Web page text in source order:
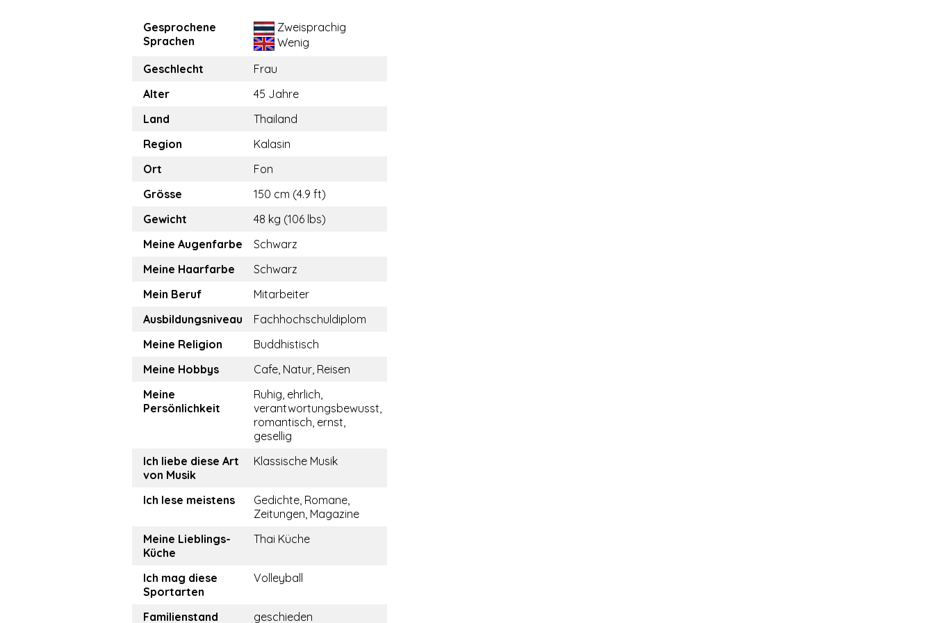
Gesprochene
Sprachen
Zweisprachig
Wenig
Geschlecht
Frau
Alter
45 Jahre
Land
Thailand
Region
Kalasin
Ort
Fon
Grösse
150 cm (4.9 ft)
Gewicht
48 kg (106 lbs)
Meine Augenfarbe
Schwarz
Meine Haarfarbe
Schwarz
Mein Beruf
Mitarbeiter
Ausbildungsniveau
Fachhochschuldiplom
Meine Religion
Buddhistisch
Meine Hobbys
Cafe, Natur, Reisen
Meine
Persönlichkeit
Ruhig, ehrlich,
verantwortungsbewusst,
romantisch, ernst,
gesellig
Ich liebe diese Art
von Musik
Klassische Musik
Ich lese meistens
Gedichte, Romane,
Zeitungen, Magazine
Meine Lieblings-
Küche
Thai Küche
Ich mag diese
Sportarten
Volleyball
Familienstand geschieden